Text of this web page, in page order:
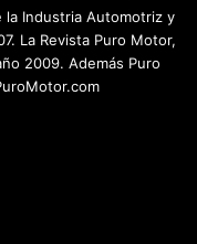
la Industria Automotriz y
La Revista Puro Motor,
2009. Además Puro